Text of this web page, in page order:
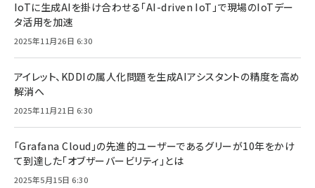
IoTに生成AIを掛け合わせる「AI-driven IoT」で現場のIoTデー
タ活用を加速
2025年11月26日 6:30
アイレット、KDDIの属人化問題を生成AIアシスタントの精度を高め
解消へ
2025年11月21日 6:30
「Grafana Cloud」の先進的ユーザーであるグリーが10年をかけ
て到達した「オブザーバービリティ」とは
2025年5月15日 6:30